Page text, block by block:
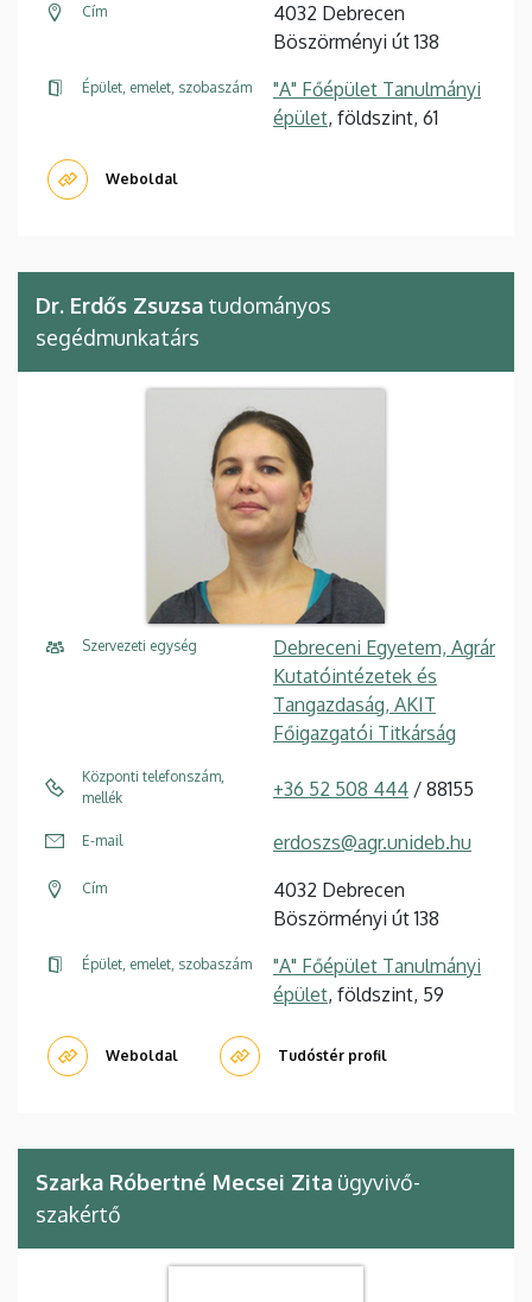
Cím
4032 Debrecen
Böszörményi út 138
Épület, emelet, szobaszám
"A" Főépület Tanulmányi
épület, földszint, 61
Weboldal
Dr. Erdős Zsuzsa tudományos
segédmunkatárs
Szervezeti egység
Debreceni Egyetem, Agrár
Kutatóintézetek és
Tangazdaság, AKIT
Főigazgatói Titkárság
Központi telefonszám,
mellék
+36 52 508 444 / 88155
E-mail erdoszs@agr.unideb.hu
Cím
4032 Debrecen
Böszörményi út 138
Épület, emelet, szobaszám
"A" Főépület Tanulmányi
épület, földszint, 59
Weboldal Tudóstér profil
Szarka Róbertné Mecsei Zita ügyvivő-
szakértő